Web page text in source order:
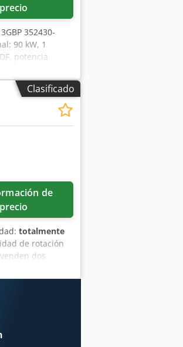
precio
352430-
90 kW, 1
potencia
3GBA 282260-
ADM 701,
ADL. Es posible
Clasificado
precio
totalmente
de rotación
dos
de lubricación,
para vapor de
°C. Para
oferta por cada